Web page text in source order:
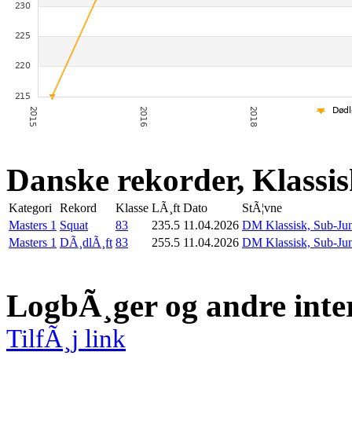
Danske rekorder,
Kategori Rekord Klasse LÃ¸ft Dato
StÃ¦vne
Masters 1 Squat 83 235.5 11.04.2026 DM Klassisk, Sub-
Masters 1 DÃ¸dlÃ¸ft 83 255.5 11.04.2026 DM Klassisk, Sub-
LogbÃ¸ger og andre
TilfÃ¸j link